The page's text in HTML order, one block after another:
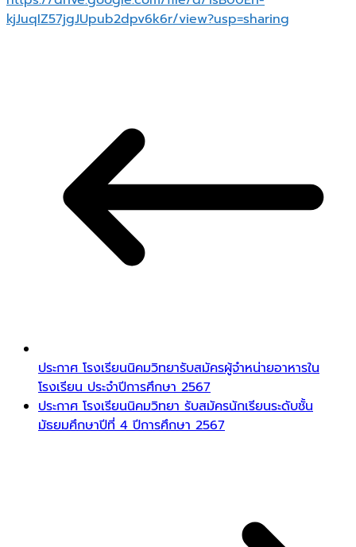
kjJuqIZ57jgJUpub2dpv6k6r/view?usp=sharing
ประกาศ โรงเรียนนิคมวิทยารับสมัครผู้จำหน่ายอาหารใน
โรงเรียน ประจำปีการศึกษา 2567
ประกาศ โรงเรียนนิคมวิทยา รับสมัครนักเรียนระดับชั้น
มัธยมศึกษาปีที่ 4 ปีการศึกษา 2567